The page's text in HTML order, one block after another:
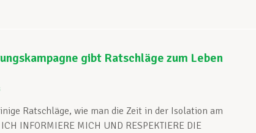
gibt Ratschläge zum Leben
Ratschläge, wie man die Zeit in der Isolation am
INFORMIERE MICH UND RESPEKTIERE DIE